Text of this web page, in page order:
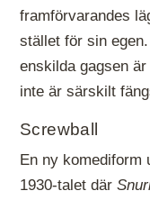
framförvarandes
stället för sin
enskilda gagsen
inte är särskilt
Screwball
En ny komediform
1930-talet där